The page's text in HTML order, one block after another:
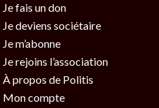
Je fais un don
Je deviens sociétaire
Je m’abonne
Je rejoins l’association
À propos de Politis
Mon compte